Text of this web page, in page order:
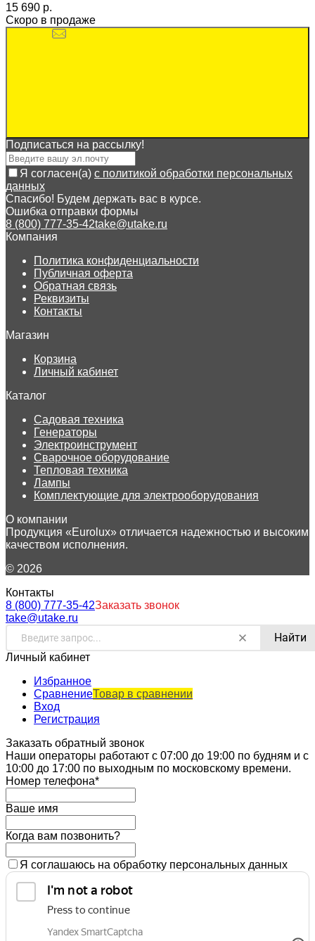
15 690 p.
Скоро в продаже
Подписаться на рассылкy!
Я согласен(a) с политикой обработки персональных
данных
Спасибо! Будем держать вас в курсе.
Ошибка отправки формы
8 (800) 777-35-42take@utake.ru
Компания
Политика конфиденциальности
Публичная оферта
Обратная связь
Реквизиты
Контакты
Магазин
Корзина
Личный кабинет
Каталог
Садовая техника
Генераторы
Электроинструмент
Сварочное оборудование
Тепловая техника
Лампы
Комплектующие для электрооборудования
О компании
Продукция «Eurolux» отличается надежностью и высоким
качеством исполнения.
© 2026
Контакты
8 (800) 777-35-42Заказать звонок
take@utake.ru
Найти
Личный кабинет
Избранное
СравнениеТовар в сравнении
Вход
Регистрация
Заказать обратный звонок
Наши операторы работают с 07:00 до 19:00 по будням и с
10:00 до 17:00 по выходным по московскому времени.
Номер телефона*
Ваше имя
Когда вам позвонить?
Я соглашаюсь на обработку персональных данных